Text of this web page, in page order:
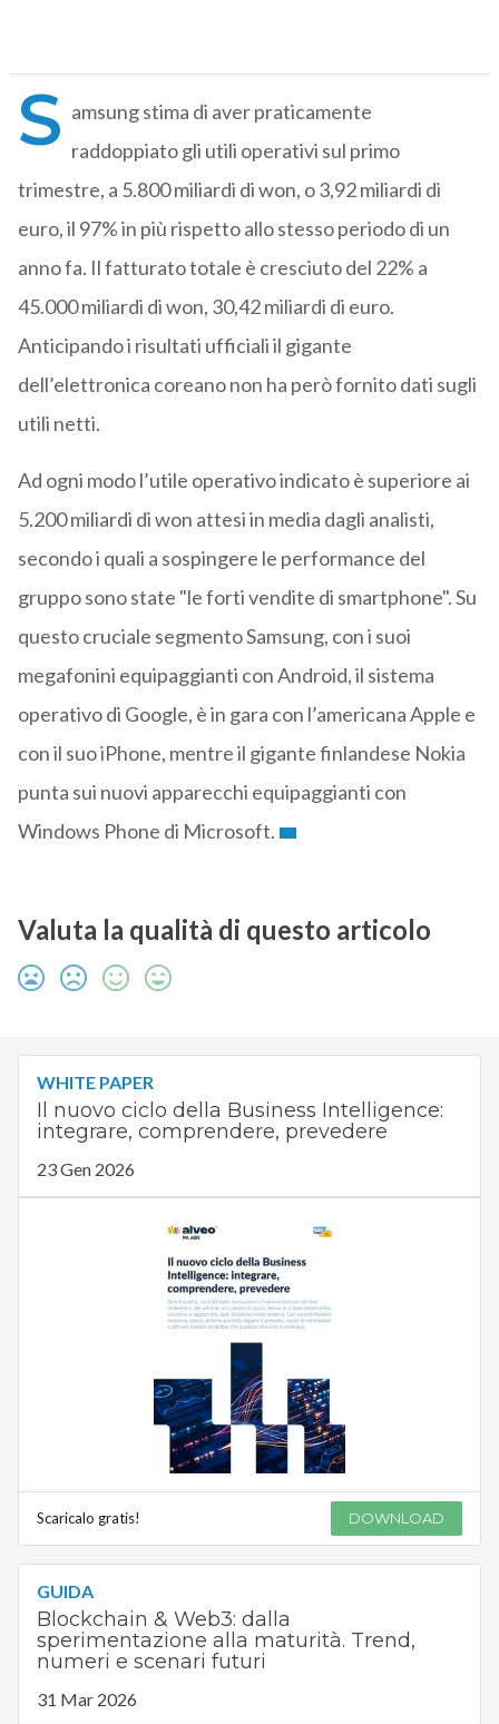
S amsung stima di aver praticamente
raddoppiato gli utili operativi sul primo
trimestre, a 5.800 miliardi di won, o 3,92 miliardi di
euro, il 97% in più rispetto allo stesso periodo di un
anno fa. Il fatturato totale è cresciuto del 22% a
45.000 miliardi di won, 30,42 miliardi di euro.
Anticipando i risultati ufficiali il gigante
dell’elettronica coreano non ha però fornito dati sugli
utili netti.
Ad ogni modo l’utile operativo indicato è superiore ai
5.200 miliardi di won attesi in media dagli analisti,
secondo i quali a sospingere le performance del
gruppo sono state "le forti vendite di smartphone". Su
questo cruciale segmento Samsung, con i suoi
megafonini equipaggianti con Android, il sistema
operativo di Google, è in gara con l’americana Apple e
con il suo iPhone, mentre il gigante finlandese Nokia
punta sui nuovi apparecchi equipaggianti con
Windows Phone di Microsoft.
Valuta la qualità di questo articolo
WHITE PAPER
Il nuovo ciclo della Business Intelligence:
integrare, comprendere, prevedere
23 Gen 2026
Scaricalo gratis! DOWNLOAD
GUIDA
Blockchain & Web3: dalla
sperimentazione alla maturità. Trend,
numeri e scenari futuri
31 Mar 2026